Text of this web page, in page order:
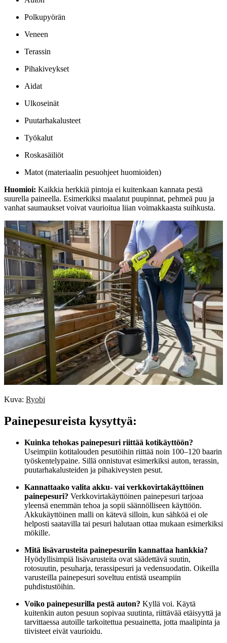
Polkupyörän
Veneen
Terassin
Pihakiveykset
Aidat
Ulkoseinät
Puutarhakalusteet
Työkalut
Roskasäiliöt
Matot (materiaalin pesuohjeet huomioiden)
Huomioi: Kaikkia herkkiä pintoja ei kuitenkaan kannata pestä
suurella paineella. Esimerkiksi maalatut puupinnat, pehmeä puu ja
vanhat saumaukset voivat vaurioitua liian voimakkaasta suihkusta.
Kuva: Ryobi
Painepesureista kysyttyä:
Kuinka tehokas painepesuri riittää kotikäyttöön?
Useimpiin kotitalouden pesutöihin riittää noin 100–120 baarin
työskentelypaine. Sillä onnistuvat esimerkiksi auton, terassin,
puutarhakalusteiden ja pihakiveysten pesut.
Kannattaako valita akku- vai verkkovirtakäyttöinen
painepesuri? Verkkovirtakäyttöinen painepesuri tarjoaa
yleensä enemmän tehoa ja sopii säännölliseen käyttöön.
Akkukäyttöinen malli on kätevä silloin, kun sähköä ei ole
helposti saatavilla tai pesuri halutaan ottaa mukaan esimerkiksi
mökille.
Mitä lisävarusteita painepesuriin kannattaa hankkia?
Hyödyllisimpiä lisävarusteita ovat säädettävä suutin,
rotosuutin, pesuharja, terassipesuri ja vedensuodatin. Oikeilla
varusteilla painepesuri soveltuu entistä useampiin
puhdistustöihin.
Voiko painepesurilla pestä auton? Kyllä voi. Käytä
kuitenkin auton pesuun sopivaa suutinta, riittävää etäisyyttä ja
tarvittaessa autoille tarkoitettua pesuainetta, jotta maalipinta ja
tiivisteet eivät vaurioidu.